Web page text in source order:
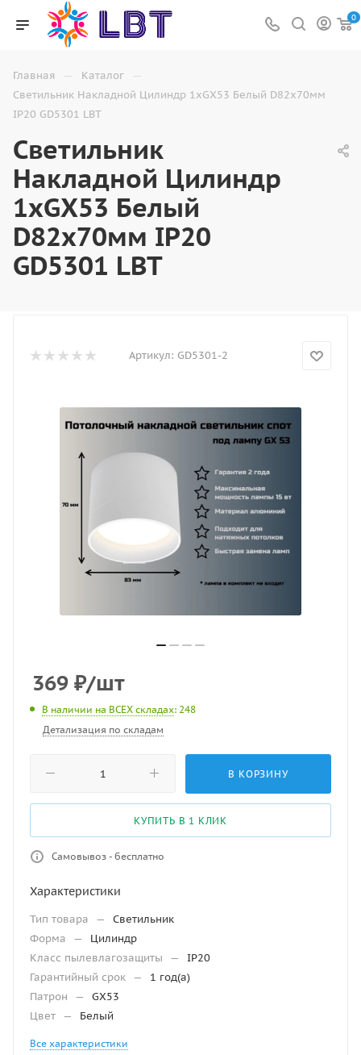
0
Главная — Каталог —
Светильник Накладной Цилиндр 1хGX53 Белый D82х70мм
IP20 GD5301 LBT
Светильник
Накладной Цилиндр
1хGX53 Белый
D82х70мм IP20
GD5301 LBT
Артикул: GD5301-2
369 ₽/шт
В наличии на ВСЕХ складах: 248
Детализация по складам
В КОРЗИНУ
КУПИТЬ В 1 КЛИК
Самовывоз - бесплатно
Характеристики
Тип товара —
Светильник
Форма
—
Цилиндр
Класс пылевлагозащиты
—
IP20
Гарантийный срок —
1 год(а)
Патрон
—
GX53
Цвет — Белый
Все характеристики